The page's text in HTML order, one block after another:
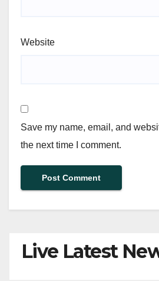
Website
Save my name, email, and
the next time I comment.
Live Latest